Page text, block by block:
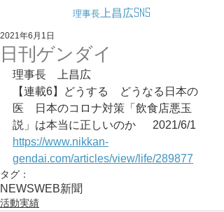
理事長 上昌広SNS
日刊ゲンダイ
2021年6月1日
理事長　上昌広
【連載6】どうする　どうなる日本の
医　日本のコロナ対策「飲食店悪玉
説」は本当に正しいのか	2021/6/1
https://www.nikkan-
gendai.com/articles/view/life/289877
タグ：
NEWSWEB新聞
活動実績